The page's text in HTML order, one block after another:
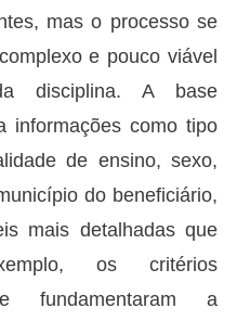
mas o processo se
e pouco viável
disciplina. A base
informações como tipo
de ensino, sexo,
do beneficiário,
mais detalhadas que
os critérios
fundamentaram a